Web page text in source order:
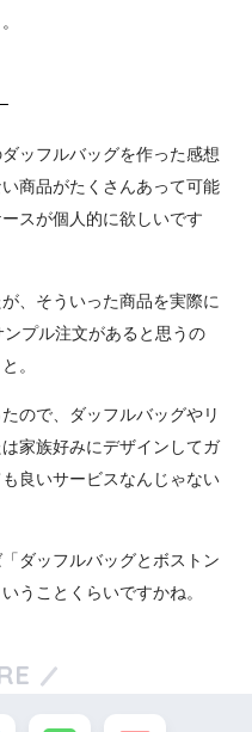
ッフルバッグを作った感想
商品がたくさんあって可能
スが個人的に欲しいです
、そういった商品を実際に
プル注文があると思うの
。
ので、ダッフルバッグやリ
家族好みにデザインしてガ
良いサービスなんじゃない
ダッフルバッグとボストン
うことくらいですかね。